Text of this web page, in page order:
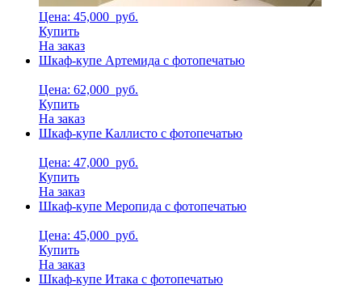
Цена: 45,000 руб.
Купить
На заказ
Шкаф-купе Артемида с фотопечатью
Цена: 62,000 руб.
Купить
На заказ
Шкаф-купе Каллисто с фотопечатью
Цена: 47,000 руб.
Купить
На заказ
Шкаф-купе Меропида с фотопечатью
Цена: 45,000 руб.
Купить
На заказ
Шкаф-купе Итака с фотопечатью